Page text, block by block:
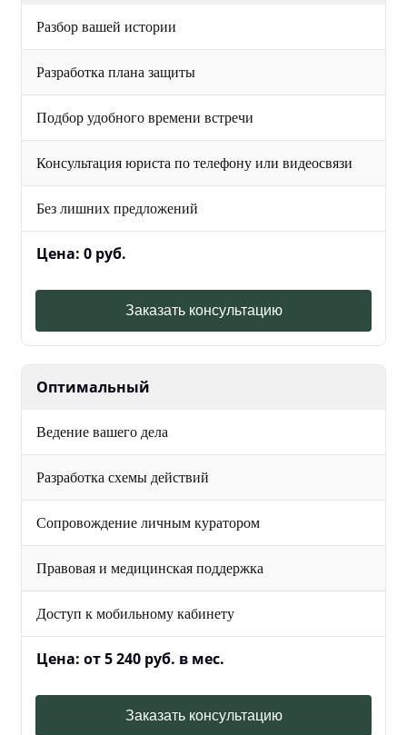
Разбор вашей истории
Разработка плана защиты
Подбор удобного времени встречи
Консультация юриста по телефону или видеосвязи
Без лишних предложений
Цена: 0 руб.
Заказать консультацию
Оптимальный
Ведение вашего дела
Разработка схемы действий
Сопровождение личным куратором
Правовая и медицинская поддержка
Доступ к мобильному кабинету
Цена: от 5 240 руб. в мес.
Заказать консультацию